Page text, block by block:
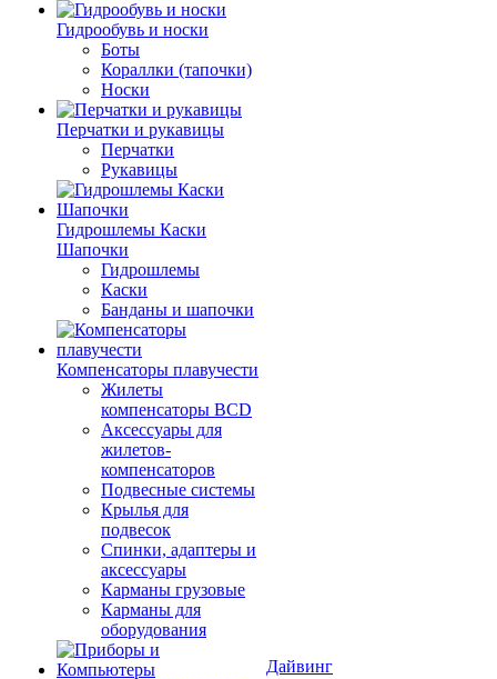
Гидрообувь и носки
Боты
Кораллки (тапочки)
Носки
Перчатки и рукавицы
Перчатки
Рукавицы
Гидрошлемы Каски
Шапочки
Гидрошлемы
Каски
Банданы и шапочки
Компенсаторы плавучести
Жилеты
компенсаторы BCD
Аксессуары для
жилетов-
компенсаторов
Подвесные системы
Крылья для
подвесок
Спинки, адаптеры и
аксессуары
Карманы грузовые
Карманы для
оборудования
Дайвинг